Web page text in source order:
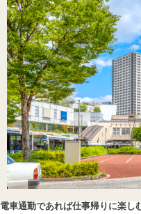
電車通勤であれば仕事帰りに楽し